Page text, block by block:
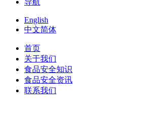
导航
English
中文简体
首页
关于我们
食品安全知识
食品安全资讯
联系我们